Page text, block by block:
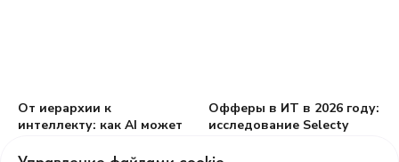
От иерархии к
интеллекту: как AI может
менеджмент
Офферы в ИТ в 2026 году:
исследование Selecty